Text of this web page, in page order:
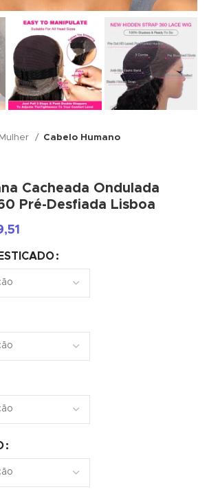
Mulher Cabelo Humano
Cacheada Ondulada
Pré-Desfiada Lisboa